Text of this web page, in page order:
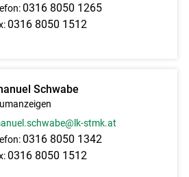
to main content
0316 8050 1265
0316 8050 1512
Schwabe
stmk.at
0316 8050 1342
0316 8050 1512